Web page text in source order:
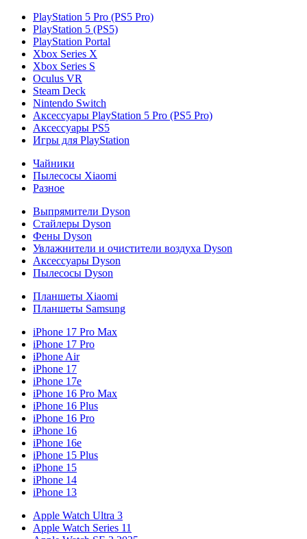
PlayStation 5 Pro (PS5 Pro)
PlayStation 5 (PS5)
PlayStation Portal
Xbox Series X
Xbox Series S
Oculus VR
Steam Deck
Nintendo Switch
Аксессуары PlayStation 5 Pro (PS5 Pro)
Аксессуары PS5
Игры для PlayStation
Чайники
Пылесосы Xiaomi
Разное
Выпрямители Dyson
Стайлеры Dyson
Фены Dyson
Увлажнители и очистители воздуха Dyson
Аксессуары Dyson
Пылесосы Dyson
Планшеты Xiaomi
Планшеты Samsung
iPhone 17 Pro Max
iPhone 17 Pro
iPhone Air
iPhone 17
iPhone 17e
iPhone 16 Pro Max
iPhone 16 Plus
iPhone 16 Pro
iPhone 16
iPhone 16e
iPhone 15 Plus
iPhone 15
iPhone 14
iPhone 13
Apple Watch Ultra 3
Apple Watch Series 11